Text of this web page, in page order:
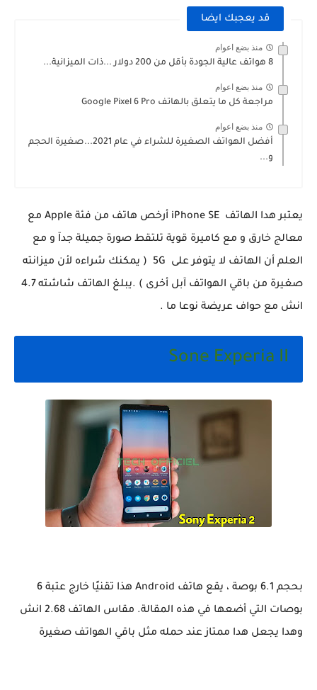
قد يعجبك ايضا
منذ بضع اعوام
8 هواتف عالية الجودة بأقل من 200 دولار ...ذات الميزانية...
منذ بضع اعوام
مراجعة كل ما يتعلق بالهاتف Google Pixel 6 Pro
منذ بضع اعوام
أفضل الهواتف الصغيرة للشراء في عام 2021...صغيرة الحجم
و...
يعتبر هدا الهاتف iPhone SE أرخص هاتف من فئة Apple مع
معالج خارق و مع كاميرة قوية تلتقط صورة جميلة جدآ و مع
العلم أن الهاتف لا يتوفر على 5G ( يمكنك شراءه لأن ميزانته
صغيرة من باقي الهواتف آبل أخرى ) .يبلغ الهاتف شاشته 4.7
انش مع حواف عريضة نوعا ما .
Sone Experia II
بحجم 6.1 بوصة ، يقع هاتف Android هذا تقنيًا خارج عتبة 6
بوصات التي أضعها في هذه المقالة. مقاس الهاتف 2.68 انش
وهدا يجعل هدا ممتاز عند حمله مثل باقي الهواتف صغيرة